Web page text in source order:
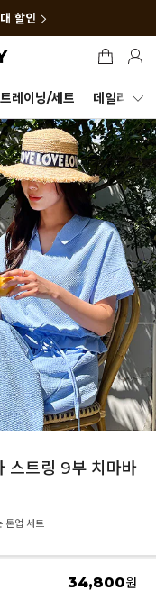
할인
트레이닝/세트 데일리세트
스트링 9부 치마바
톤업 세트
34,800원